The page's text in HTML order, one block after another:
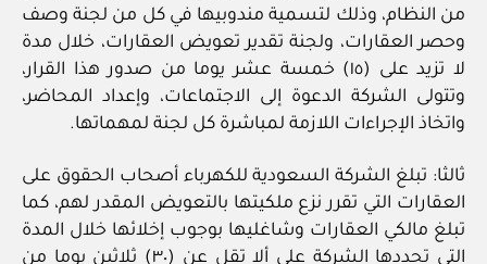
من النظام، وذلك لتسمية مندوبيها في كل من لجنة وصف
وحصر العقارات، ولجنة تقدير تعويض العقارات، خلال مدة
لا تزيد على (١٥) خمسة عشر يوما من صدور هذا القرار،
وتتولى الشركة الدعوة إلى الاجتماعات، وإعداد المحاضر،
واتخاذ الإجراءات اللازمة لمباشرة كل لجنة لمهماتها.
ثالثا: تبلغ الشركة السعودية للكهرباء أصحاب الحقوق على
العقارات التي تقرر نزع ملكيتها بالتعويض المقدر لهم، كما
تبلغ مالكي العقارات وشاغليها بوجوب إخلائها خلال المدة
التي تحددها الشركة على ألا تقل عن (٣٠) ثلاثين يوما من